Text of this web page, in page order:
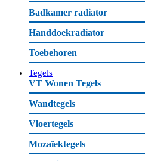
Badkamer radiator
Handdoekradiator
Toebehoren
Tegels
VT Wonen Tegels
Wandtegels
Vloertegels
Mozaïektegels